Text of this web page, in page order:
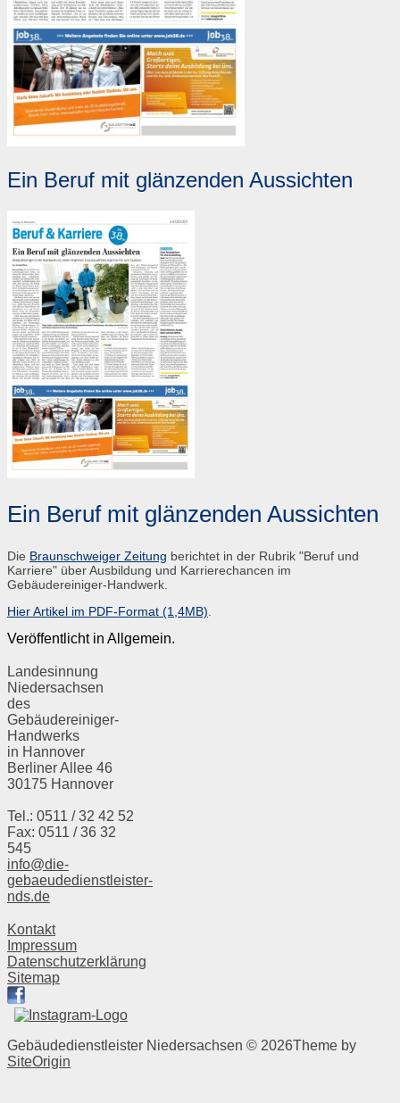
Ein Beruf mit glänzenden Aussichten
Ein Beruf mit glänzenden Aussichten
Die Braunschweiger Zeitung berichtet in der Rubrik "Beruf und
Karriere" über Ausbildung und Karrierechancen im
Gebäudereiniger-Handwerk.
Hier Artikel im PDF-Format (1,4MB)
Veröffentlicht in Allgemein.
Landesinnung
Niedersachsen
des
Gebäudereiniger-
Handwerks
in Hannover
Berliner Allee 46
30175 Hannover
Tel.: 0511 / 32 42 52
Fax: 0511 / 36 32
545
info@die-
gebaeudedienstleister-
nds.de
Kontakt
Impressum
Datenschutzerklärung
Sitemap
Gebäudedienstleister Niedersachsen © 2026Theme by
SiteOrigin